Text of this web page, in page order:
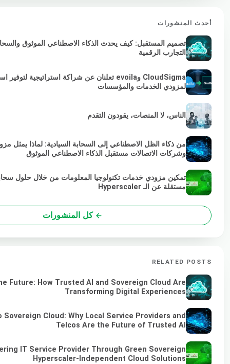
أحدث المنشورات
تصميم المستقبل: كيف يحدث الذكاء الاصطناعي الموثوق
التجارب الرقمية
لمزودي الخدمات والمؤسسات
الناس، لا المنصات، يقودون التقدم
من ذكاء الظل الاصطناعي إلى السحابة السيادية: لماذا يمثل
وشركات الاتصالات مستقبل الذكاء الاصطناعي الموثوق
تمكين مزودي خدمات تكنولوجيا المعلومات من خلال حلول
مستقلة عن الـ Hyperscaler
كل المنشورات
RELATED POSTS
Future: How Trusted AI and Sovereign Cloud Are
Transforming Digital Experiences
Sovereign Cloud: Why Local Service Providers and
Telcos Are the Future of Trusted AI
IT Service Provider Through Green Sovereign
Hyperscaler-Independent Cloud Solutions